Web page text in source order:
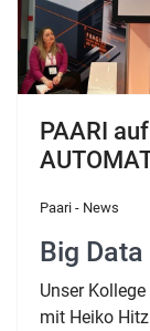
PAARI
Paari - News
Big
Unser
mit Heiko